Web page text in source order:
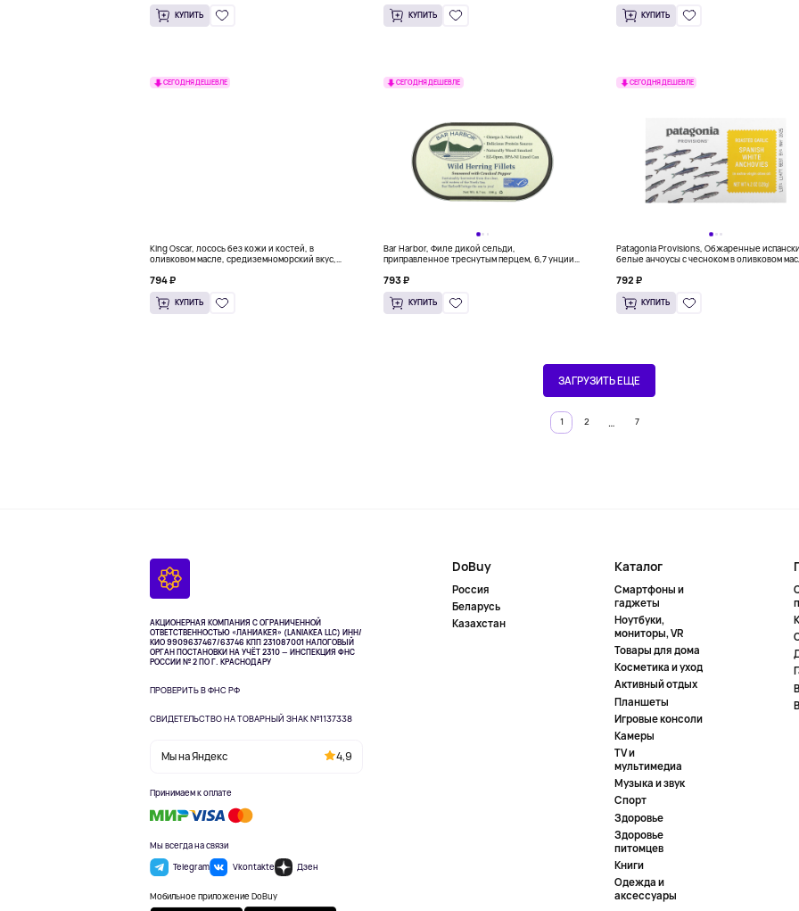
КУПИТЬ КУПИТЬ КУПИТЬ
СЕГОДНЯ ДЕШЕВЛЕ
King Oscar, лосось без кожи и костей, в
оливковом масле, средиземноморский вкус,
794 ₽
КУПИТЬ
СЕГОДНЯ ДЕШЕВЛЕ
Bar Harbor, Филе дикой сельди,
приправленное треснутым перцем, 6,7 унции
793 ₽
КУПИТЬ
СЕГОДНЯ ДЕШЕВЛЕ
Patagonia Provisions, Обжаренные
белые анчоусы с чесноком в оливковом
792 ₽
КУПИТЬ
ЗАГРУЗИТЬ ЕЩЕ
1 2 … 7
АКЦИОНЕРНАЯ КОМПАНИЯ С ОГРАНИЧЕННОЙ
ОТВЕТСТВЕННОСТЬЮ «ЛАНИАКЕЯ» (LANIAKEA LLC) ИНН/
КИО 9909637467/63746 КПП 231087001НАЛОГОВЫЙ
ОРГАН ПОСТАНОВКИ НА УЧЁТ 2310 — ИНСПЕКЦИЯ ФНС
РОССИИ № 2 ПО Г. КРАСНОДАРУ
ПРОВЕРИТЬ В ФНС РФ
СВИДЕТЕЛЬСТВО НА ТОВАРНЫЙ ЗНАК №1137338
Мы на Яндекс 4,9
Принимаем к оплате
Мы всегда на связи
Telegram
Vkontakte Дзен
Мобильное приложение DoBuy
DoBuy
Россия
Беларусь
Казахстан
Каталог
Смартфоны и
гаджеты
Ноутбуки,
мониторы, VR
Товары для дома
Косметика и уход
Активный отдых
Планшеты
Игровые консоли
Камеры
TV и
мультимедиа
Музыка и звук
Спорт
Здоровье
Здоровье
питомцев
Книги
Одежда и
аксессуары